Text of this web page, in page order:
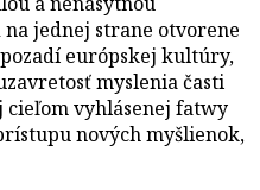
na jednej strane otvorene
európskej kultúry,
myslenia časti
cieľom vyhlásenej fatwy
nových myšlienok,